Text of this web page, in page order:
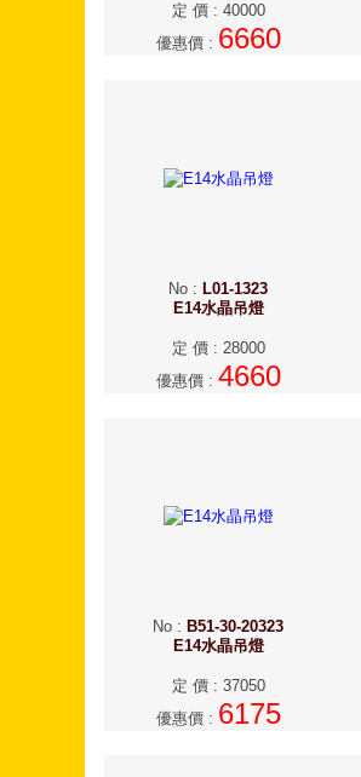
定 價: 40000
優惠價: 6660
No : L01-1323
E14水晶吊燈
定 價: 28000
優惠價: 4660
No : B51-30-20323
E14水晶吊燈
定 價: 37050
優惠價: 6175